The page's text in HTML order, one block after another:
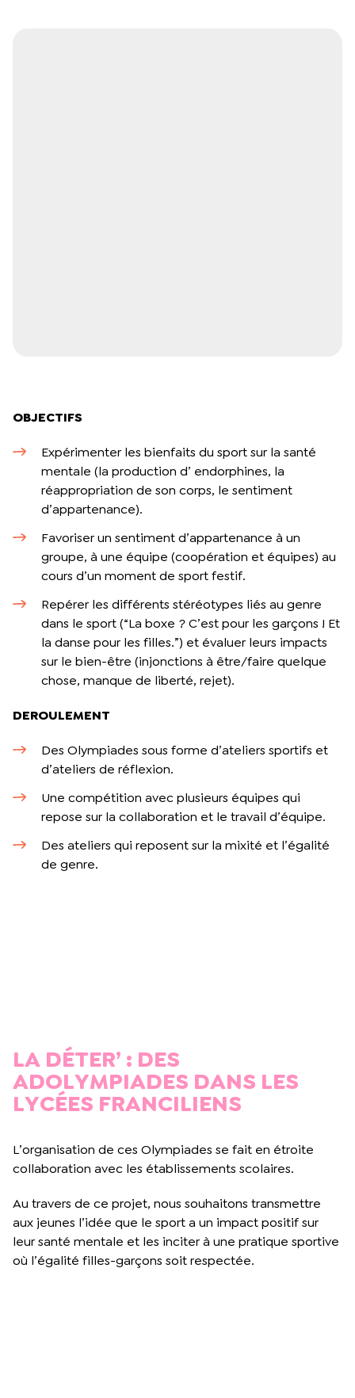
OBJECTIFS
Expérimenter les bienfaits du sport sur la santé
mentale (la production d’ endorphines, la
réappropriation de son corps, le sentiment
d’appartenance).
Favoriser un sentiment d’appartenance à un
groupe, à une équipe (coopération et équipes) au
cours d’un moment de sport festif.
Repérer les différents stéréotypes liés au genre
dans le sport (“La boxe ? C’est pour les garçons ! Et
la danse pour les filles.”) et évaluer leurs impacts
sur le bien-être (injonctions à être/faire quelque
chose, manque de liberté, rejet).
DEROULEMENT
Des Olympiades sous forme d’ateliers sportifs et
d’ateliers de réflexion.
Une compétition avec plusieurs équipes qui
repose sur la collaboration et le travail d’équipe.
Des ateliers qui reposent sur la mixité et l’égalité
de genre.
LA DÉTER’ : DES
ADOLYMPIADES DANS LES
LYCÉES FRANCILIENS
L’organisation de ces Olympiades se fait en étroite
collaboration avec les établissements scolaires.
Au travers de ce projet, nous souhaitons transmettre
aux jeunes l’idée que le sport a un impact positif sur
leur santé mentale et les inciter à une pratique sportive
où l’égalité filles-garçons soit respectée.